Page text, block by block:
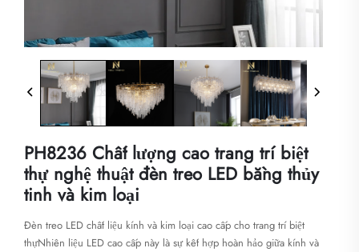
PH8236 Chất lượng cao trang trí biệt
thự nghệ thuật đèn treo LED bằng thủy
tinh và kim loại
Đèn treo LED chất liệu kính và kim loại cao cấp cho trang trí biệt
thựNhiên liệu LED cao cấp này là sự kết hợp hoàn hảo giữa kính và